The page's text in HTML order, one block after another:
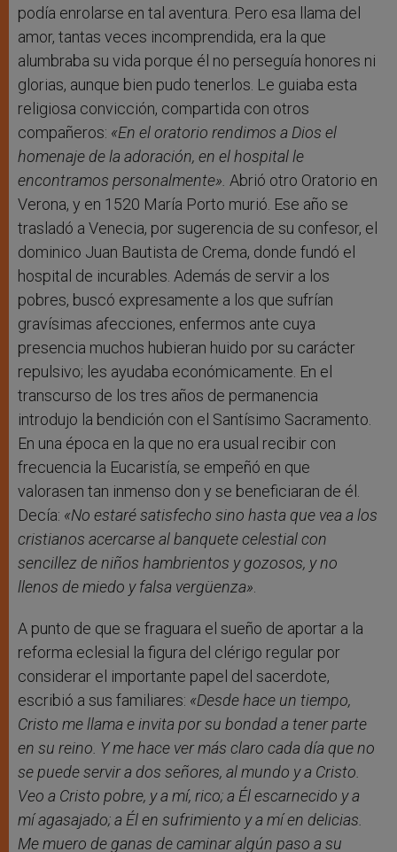
podía enrolarse en tal aventura. Pero esa llama del
amor, tantas veces incomprendida, era la que
alumbraba su vida porque él no perseguía honores ni
glorias, aunque bien pudo tenerlos. Le guiaba esta
religiosa convicción, compartida con otros
compañeros: «En el oratorio rendimos a Dios el
homenaje de la adoración, en el hospital le
encontramos personalmente». Abrió otro Oratorio en
Verona, y en 1520 María Porto murió. Ese año se
trasladó a Venecia, por sugerencia de su confesor, el
dominico Juan Bautista de Crema, donde fundó el
hospital de incurables. Además de servir a los
pobres, buscó expresamente a los que sufrían
gravísimas afecciones, enfermos ante cuya
presencia muchos hubieran huido por su carácter
repulsivo; les ayudaba económicamente. En el
transcurso de los tres años de permanencia
introdujo la bendición con el Santísimo Sacramento.
En una época en la que no era usual recibir con
frecuencia la Eucaristía, se empeñó en que
valorasen tan inmenso don y se beneficiaran de él.
Decía: «No estaré satisfecho sino hasta que vea a los
cristianos acercarse al banquete celestial con
sencillez de niños hambrientos y gozosos, y no
llenos de miedo y falsa vergüenza».
A punto de que se fraguara el sueño de aportar a la
reforma eclesial la figura del clérigo regular por
considerar el importante papel del sacerdote,
escribió a sus familiares: «Desde hace un tiempo,
Cristo me llama e invita por su bondad a tener parte
en su reino. Y me hace ver más claro cada día que no
se puede servir a dos señores, al mundo y a Cristo.
Veo a Cristo pobre, y a mí, rico; a Él escarnecido y a
mí agasajado; a Él en sufrimiento y a mí en delicias.
Me muero de ganas de caminar algún paso a su